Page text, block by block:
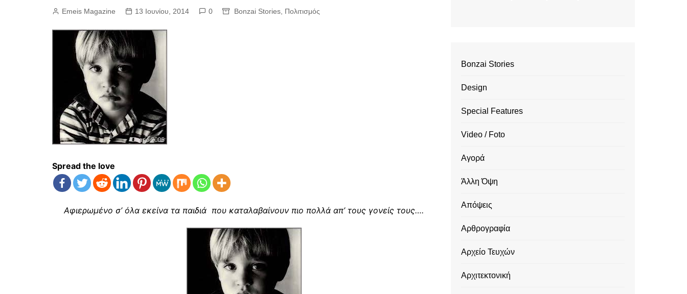
Emeis Magazine 13 Ιουνίου, 2014 0 Bonzai Stories Πολιτισμός
Spread the love
Αφιερωμένο σ’ όλα εκείνα τα παιδιά που καταλαβαίνουν πιο πολλά απ’ τους γονείς τους….
Bonzai Stories
Design
Special Features
Video / Foto
Αγορά
Άλλη Όψη
Απόψεις
Αρθρογραφία
Αρχείο Τευχών
Αρχιτεκτονική